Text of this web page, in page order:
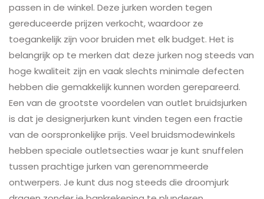
passen in de winkel. Deze jurken worden tegen
gereduceerde prijzen verkocht, waardoor ze
toegankelijk zijn voor bruiden met elk budget. Het is
belangrijk op te merken dat deze jurken nog steeds van
hoge kwaliteit zijn en vaak slechts minimale defecten
hebben die gemakkelijk kunnen worden gerepareerd.
Een van de grootste voordelen van outlet bruidsjurken
is dat je designerjurken kunt vinden tegen een fractie
van de oorspronkelijke prijs. Veel bruidsmodewinkels
hebben speciale outletsecties waar je kunt snuffelen
tussen prachtige jurken van gerenommeerde
ontwerpers. Je kunt dus nog steeds die droomjurk